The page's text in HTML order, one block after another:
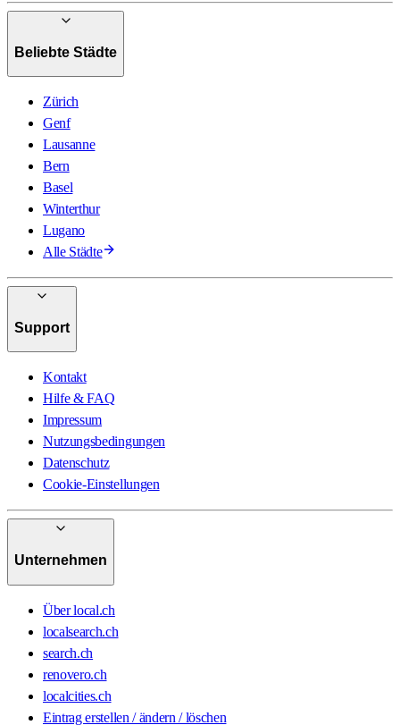
Beliebte Städte
Zürich
Genf
Lausanne
Bern
Basel
Winterthur
Lugano
Alle Städte
Support
Kontakt
Hilfe & FAQ
Impressum
Nutzungsbedingungen
Datenschutz
Cookie-Einstellungen
Unternehmen
Über local.ch
localsearch.ch
search.ch
renovero.ch
localcities.ch
Eintrag erstellen / ändern / löschen